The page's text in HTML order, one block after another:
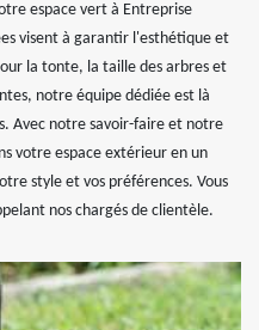
espace vert à Entreprise
visent à garantir l'esthétique et
la tonte, la taille des arbres et
notre équipe dédiée est là
Avec notre savoir-faire et notre
votre espace extérieur en un
style et vos préférences. Vous
nos chargés de clientèle.